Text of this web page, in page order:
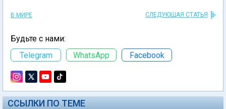
В МИРЕ СЛЕДУЮЩАЯ СТАТЬЯ
Будьте с нами:
Telegram
WhatsApp Facebook
ССЫЛКИ ПО ТЕМЕ